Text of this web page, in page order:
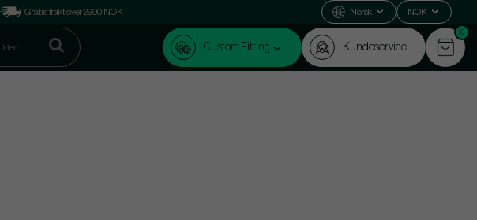
Gratis frakt over 2900 NOK Norsk NOK
Custom Fitting Kundeservice
0